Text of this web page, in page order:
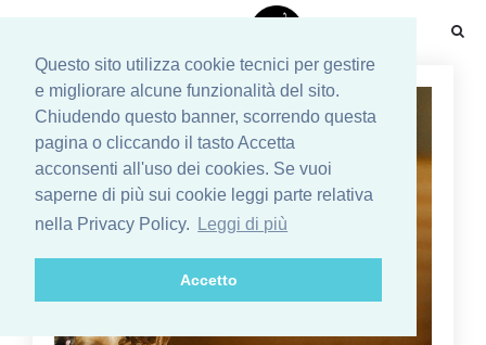
Questo sito utilizza cookie tecnici per gestire
e migliorare alcune funzionalità del sito.
Chiudendo questo banner, scorrendo questa
pagina o cliccando il tasto Accetta
acconsenti all'uso dei cookies. Se vuoi
saperne di più sui cookie leggi parte relativa
nella Privacy Policy.
Leggi di più
Accetto